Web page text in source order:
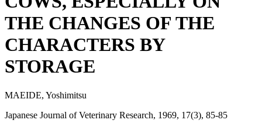
THE CHANGES OF THE
CHARACTERS BY
STORAGE
MAEIDE, Yoshimitsu
Japanese Journal of Veterinary Research, 1969, 17(3), 85-85